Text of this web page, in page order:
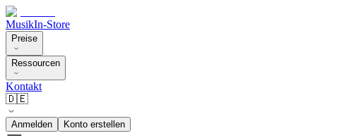
MusikIn-Store
Preise
Ressourcen
Kontakt
🇩🇪
Anmelden Konto erstellen